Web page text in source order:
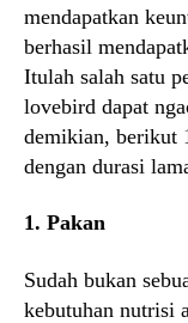
mendapatkan
berhasil
Itulah salah satu
lovebird dapat
demikian, berikut
dengan durasi
1. Pakan
Sudah bukan
kebutuhan nutrisi